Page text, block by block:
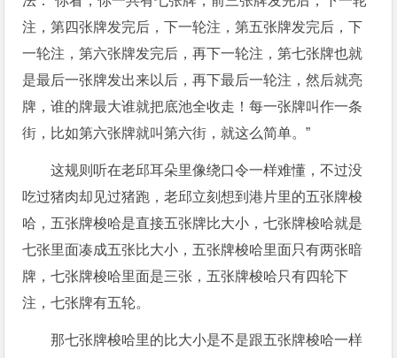
注，第四张牌发完后，下一轮注，第五张牌发完后，下
一轮注，第六张牌发完后，再下一轮注，第七张牌也就
是最后一张牌发出来以后，再下最后一轮注，然后就亮
牌，谁的牌最大谁就把底池全收走！每一张牌叫作一条
街，比如第六张牌就叫第六街，就这么简单。”
这规则听在老邱耳朵里像绕口令一样难懂，不过没
吃过猪肉却见过猪跑，老邱立刻想到港片里的五张牌梭
哈，五张牌梭哈是直接五张牌比大小，七张牌梭哈就是
七张里面凑成五张比大小，五张牌梭哈里面只有两张暗
牌，七张牌梭哈里面是三张，五张牌梭哈只有四轮下
注，七张牌有五轮。
那七张牌梭哈里的比大小是不是跟五张牌梭哈一样